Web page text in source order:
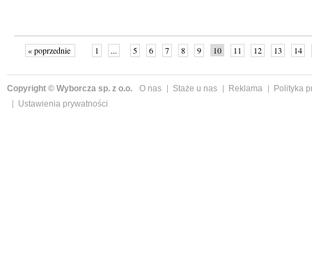
« poprzednie 1 ... 5 6 7 8 9 10 11 12 13 14
Copyright © Wyborcza sp. z o.o. O nas Staże u nas Reklama
Polityka
Ustawienia prywatności